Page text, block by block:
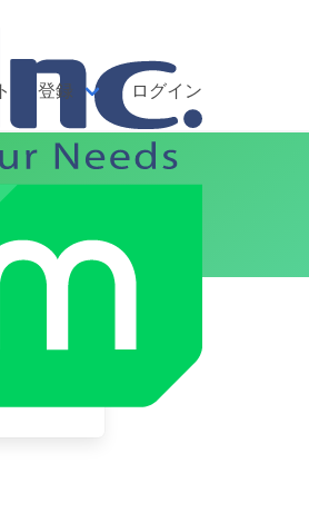
登録 ログイン
ート